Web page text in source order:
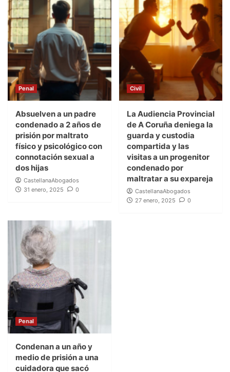
Penal
Absuelven a un padre
condenado a 2 años de
prisión por maltrato
físico y psicológico con
connotación sexual a
dos hijas
CastellanaAbogados
31 enero, 2025
0
Civil
La Audiencia Provincial
de A Coruña deniega la
guarda y custodia
compartida y las
visitas a un progenitor
condenado por
maltratar a su expareja
CastellanaAbogados
27 enero, 2025
0
Penal
Condenan a un año y
medio de prisión a una
cuidadora que sacó